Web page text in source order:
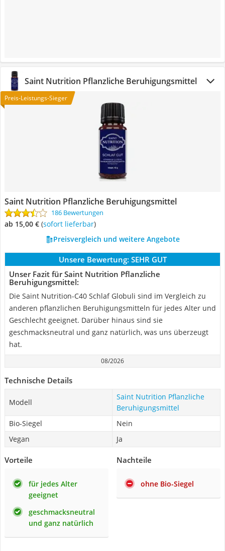
Saint Nutrition Pflanzliche Beruhigungsmittel
Preis-Leistungs-Sieger
Saint Nutrition Pflanzliche Beruhigungsmittel
186 Bewertungen
ab 15,00 € ( Sofort lieferbar)
Preisvergleich und weitere Angebote
Unsere Bewertung: SEHR GUT
Unser Fazit für Saint Nutrition Pflanzliche
Beruhigungsmittel:
Die Saint Nutrition-C40 Schlaf Globuli sind im Vergleich zu
anderen pflanzlichen Beruhigungsmitteln für jedes Alter und
Geschlecht geeignet. Darüber hinaus sind sie
geschmacksneutral und ganz natürlich, was uns überzeugt
hat.
08/2026
Technische Details
Modell
Saint Nutrition Pflanzliche
Beruhigungsmittel
Bio-Siegel
Nein
Vegan
Ja
Vorteile
für jedes Alter
geeignet
geschmacksneutral
und ganz natürlich
Nachteile
ohne Bio-Siegel